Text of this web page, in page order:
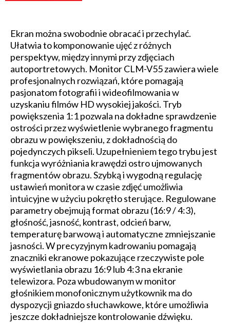
Ekran można swobodnie obracać i przechylać.
Ułatwia to komponowanie ujęć z różnych
perspektyw, między innymi przy zdjęciach
autoportretowych. Monitor CLM-V55 zawiera wiele
profesjonalnych rozwiązań, które pomagają
pasjonatom fotografii i wideofilmowania w
uzyskaniu filmów HD wysokiej jakości. Tryb
powiększenia 1:1 pozwala na dokładne sprawdzenie
ostrości przez wyświetlenie wybranego fragmentu
obrazu w powiększeniu, z dokładnością do
pojedynczych pikseli. Uzupełnieniem tego trybu jest
funkcja wyróżniania krawędzi ostro ujmowanych
fragmentów obrazu. Szybką i wygodną regulację
ustawień monitora w czasie zdjęć umożliwia
intuicyjne w użyciu pokrętło sterujące. Regulowane
parametry obejmują format obrazu (16:9 / 4:3),
głośność, jasność, kontrast, odcień barw,
temperaturę barwową i automatyczne zmniejszanie
jasności. W precyzyjnym kadrowaniu pomagają
znaczniki ekranowe pokazujące rzeczywiste pole
wyświetlania obrazu 16:9 lub 4:3 na ekranie
telewizora. Poza wbudowanym w monitor
głośnikiem monofonicznym użytkownik ma do
dyspozycji gniazdo słuchawkowe, które umożliwia
jeszcze dokładniejsze kontrolowanie dźwięku.